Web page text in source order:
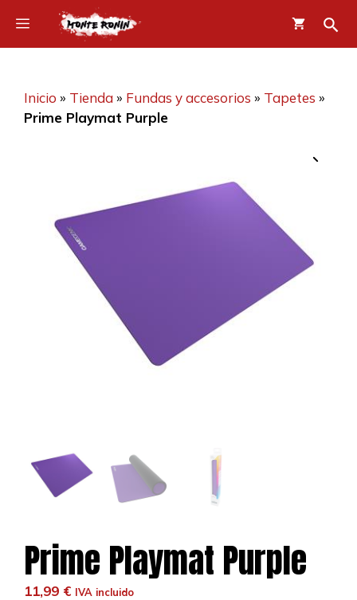
contenido
Menú
Inicio » Tienda» Fundas y accesorios » Tapetes »
Prime Playmat Purple
Prime Playmat Purple
11,99 € IVA incluido